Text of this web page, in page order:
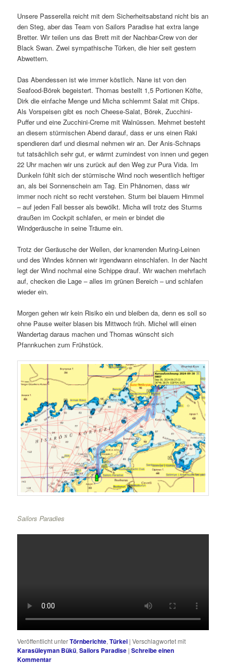
Unsere Passerella reicht mit dem Sicherheitsabstand nicht bis an
den Steg, aber das Team von Sailors Paradise hat extra lange
Bretter. Wir teilen uns das Brett mit der Nachbar-Crew von der
Black Swan. Zwei sympathische Türken, die hier seit gestern
Abwettern.
Das Abendessen ist wie immer köstlich. Nane ist von den
Seafood-Börek begeistert. Thomas bestellt 1,5 Portionen Köfte,
Dirk die einfache Menge und Micha schlemmt Salat mit Chips.
Als Vorspeisen gibt es noch Cheese-Salat, Börek, Zucchini-
Puffer und eine Zucchini-Creme mit Walnüssen. Mehmet besteht
an diesem stürmischen Abend darauf, dass er uns einen Raki
spendieren darf und diesmal nehmen wir an. Der Anis-Schnaps
tut tatsächlich sehr gut, er wärmt zumindest von innen und gegen
22 Uhr machen wir uns zurück auf den Weg zur Pura Vida. Im
Dunkeln fühlt sich der stürmische Wind noch wesentlich heftiger
an, als bei Sonnenschein am Tag. Ein Phänomen, dass wir
immer noch nicht so recht verstehen. Sturm bei blauem Himmel
– auf jeden Fall besser als bewölkt. Micha will trotz des Sturms
draußen im Cockpit schlafen, er mein er bindet die
Windgeräusche in seine Träume ein.
Trotz der Geräusche der Wellen, der knarrenden Muring-Leinen
und des Windes können wir irgendwann einschlafen. In der Nacht
legt der Wind nochmal eine Schippe drauf. Wir wachen mehrfach
auf, checken die Lage – alles im grünen Bereich – und schlafen
wieder ein.
Morgen gehen wir kein Risiko ein und bleiben da, denn es soll so
ohne Pause weiter blasen bis Mittwoch früh. Michel will einen
Wandertag daraus machen und Thomas wünscht sich
Pfannkuchen zum Frühstück.
Sailors Paradies
Veröffentlicht unterTörnberichte,Türkei |Verschlagwortet mit
Karasüleyman Bükü,Sailors Paradise |Schreibe einen
Kommentar